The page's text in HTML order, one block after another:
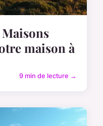
maison à
9 min de lecture →